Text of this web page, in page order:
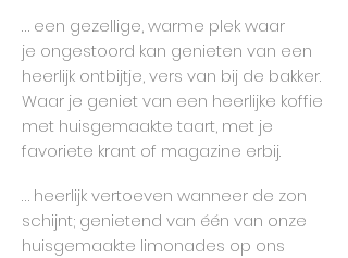
… een gezellige, warme plek waar
je ongestoord kan genieten van een
heerlijk ontbijtje, vers van bij de bakker.
Waar je geniet van een heerlijke koffie
met huisgemaakte taart, met je
favoriete krant of magazine erbij.
… heerlijk vertoeven wanneer de zon
schijnt; genietend van één van onze
huisgemaakte limonades op ons